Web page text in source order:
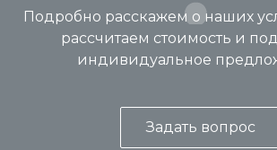
Подробно расскажем о наших
рассчитаем стоимость и
индивидуальное
Задать вопрос